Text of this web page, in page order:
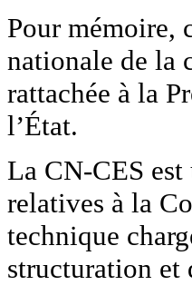
Pour mémoire,
nationale de la
rattachée à la
l’État.
La CN-CES
relatives à la
technique
structuration et